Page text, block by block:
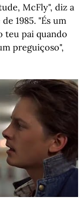
McFly", diz a
1985. "És um
teu pai quando
preguiçoso",